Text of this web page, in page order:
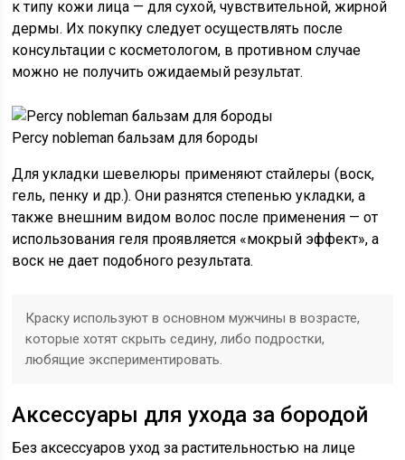
к типу кожи лица — для сухой, чувствительной, жирной
дермы. Их покупку следует осуществлять после
консультации с косметологом, в противном случае
можно не получить ожидаемый результат.
Percy nobleman бальзам для бороды
Для укладки шевелюры применяют стайлеры (воск,
гель, пенку и др.). Они разнятся степенью укладки, а
также внешним видом волос после применения — от
использования геля проявляется «мокрый эффект», а
воск не дает подобного результата.
Краску используют в основном мужчины в возрасте,
которые хотят скрыть седину, либо подростки,
любящие экспериментировать.
Аксессуары для ухода за бородой
Без аксессуаров уход за растительностью на лице